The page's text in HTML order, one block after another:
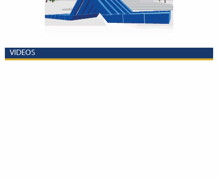
VIDEOS